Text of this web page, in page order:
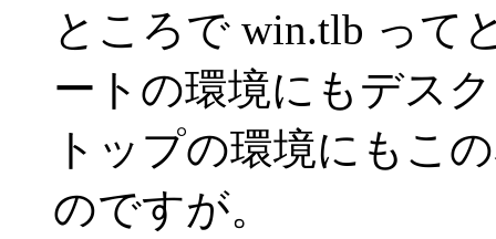
ところで win.tlb って
ートの環境にもデスク
トップの環境にもこ
のですが。